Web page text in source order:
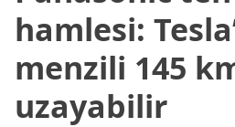
hamlesi:
menzili 145
uzayabilir